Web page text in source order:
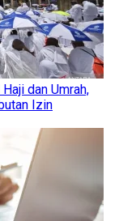
dan Umrah,
Izin